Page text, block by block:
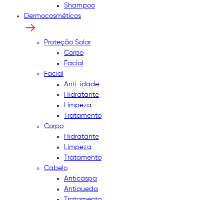
Shampoo
Dermocosméticos
Proteção Solar
Corpo
Facial
Facial
Anti-idade
Hidratante
Limpeza
Tratamento
Corpo
Hidratante
Limpeza
Tratamento
Cabelo
Anticaspa
Antiqueda